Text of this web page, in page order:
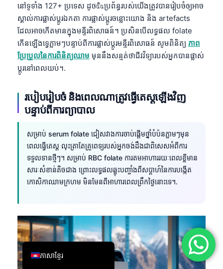
នៅទូទាំង 127+ ប្រទេស ដូចนั้นប្រព័ន្ធរបស់យើងត្រូវបានរៀបចំឲ្យអាច
ស្គាល់ការផ្លាស់ប្តូរឯកតា ការផ្លាស់ប្តូរចន្លោះយោង និង artefacts
ដែលអាចកើតមានក្នុងមន្ទីរពិសោធន៍។ ប្រសិនបើលទ្ធផល folate
កើនឡើងទ្វេភ្លាមៗបន្ទាប់ពីការផ្លាស់ប្តូរមន្ទីរពិសោធន៍ សូមពិនិត្យ ភាព
ប្រែប្រួលនៃការពិនិត្យឈាម មុននឹងសន្មត់ថាជីវវិទ្យារបស់អ្នកបានផ្លាស់
ប្តូរនៅពេលយប់។.
របៀបរៀបចំ និងពេលណាត្រូវធ្វើតេស្តឡើងវិញ
បន្ទាប់ពីការព្យាបាល
សម្រាប់ serum folate ជៀសវាងការចាប់ផ្តើមថ្នាំបំប៉នភ្លាមៗមុន
ពេលធ្វើតេស្ត លុះត្រាតែគ្រូពេទ្យរបស់អ្នកចង់ដឹងជាពិសេសអំពីការ
ទទួលទានថ្មីៗ។ សម្រាប់ RBC folate ការតមអាហាររយៈពេលខ្លីមាន
សារៈសំខាន់តិចជាង ព្រោះលទ្ធផលឆ្លុះបញ្ចាំងពីសប្តាហ៍នៃការបង្កើត
កោសិកាឈាមក្រហម មិនមែនពីអាហារពេលព្រឹកថ្ងៃនោះទេ។.
ភាសាខ្មែរ
English
Deutsch
עִבְרִית
Italiano
Español
Ελληνικά
Türkçe
简体中文
فارسی
Български
Dansk